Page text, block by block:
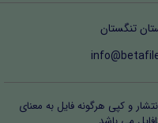
تنگستان
و کپی هرگونه فایل‌ به معنای